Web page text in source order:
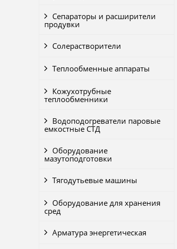
Сепараторы и расширители
продувки
Солерастворители
Теплообменные аппараты
Кожухотрубные
теплообменники
Водоподогреватели паровые
емкостные СТД
Оборудование
мазутоподготовки
Тягодутьевые машины
Оборудование для хранения
сред
Арматура энергетическая